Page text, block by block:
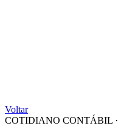
Voltar
COTIDIANO CONTÁBIL ·